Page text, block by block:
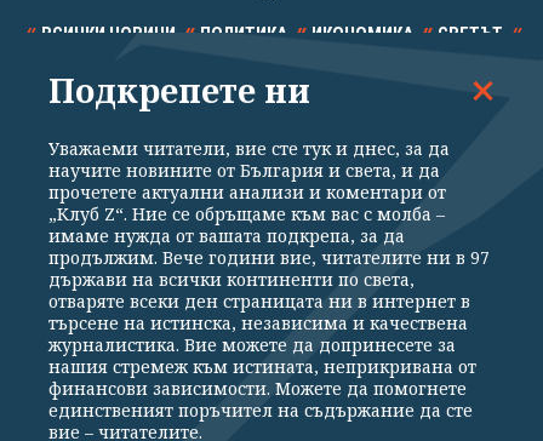
ВСИЧКИ НОВИНИ ПОЛИТИКА ИКОНОМИКА СВЕТЪТ
СПОРТ КУЛТУРА ТЕХНОЛОГИИ КАЛЕЙДОСКОП
Общи условия
Политика за поверителност
Реклама
Партньори Контакти
За Клуб Z
Екип
Подкрепете ни
Издател на www.clubz.bg е „Клуб Зебра Медия“ ЕООД, София, ул. "Алеко
Константинов" 3. Всички права запазени 2026 „Клуб Зебра Медия“
Подкрепете ни
Уважаеми читатели, вие сте тук и днес, за да
научите новините от България и света, и да
прочетете актуални анализи и коментари от
„Клуб Z“. Ние се обръщаме към вас с молба –
имаме нужда от вашата подкрепа, за да
продължим. Вече години вие, читателите ни в 97
държави на всички континенти по света,
отваряте всеки ден страницата ни в интернет в
търсене на истинска, независима и качествена
журналистика. Вие можете да допринесете за
нашия стремеж към истината, неприкривана от
финансови зависимости. Можете да помогнете
единственият поръчител на съдържание да сте
вие – читателите.